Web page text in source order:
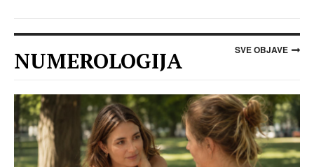
NUMEROLOGIJA SVE OBJAVE